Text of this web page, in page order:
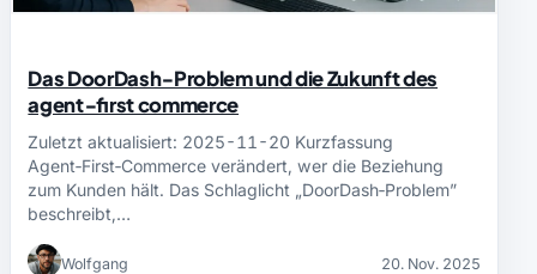
Das DoorDash‑Problem und die Zukunft des
agent‑first commerce
Zuletzt aktualisiert: 2025-11-20 Kurzfassung
Agent‑First‑Commerce verändert, wer die Beziehung
zum Kunden hält. Das Schlaglicht „DoorDash‑Problem”
beschreibt,…
Wolfgang 20. Nov. 2025